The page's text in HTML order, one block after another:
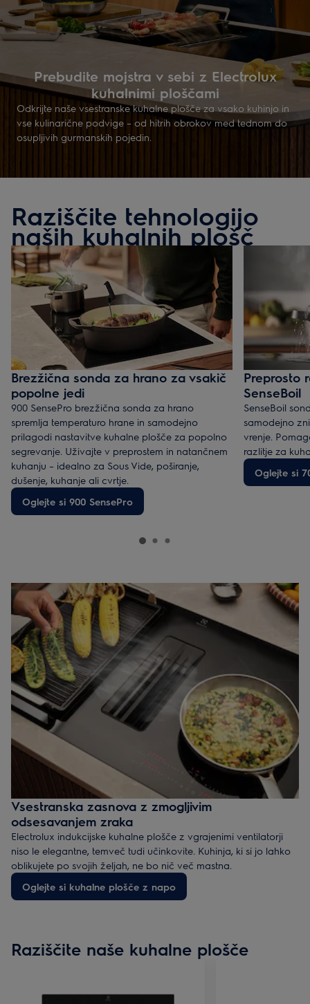
Prebudite mojstra v sebi z Electrolux
kuhalnimi ploščami
Odkrijte naše vsestranske kuhalne plošče za vsako kuhinjo in
vse kulinarične podvige – od hitrih obrokov med tednom do
osupljivih gurmanskih pojedin.
Raziščite tehnologijo
naših kuhalnih plošč
Brezžična sonda za hrano za vsakič
popolne jedi
900 SensePro brezžična sonda za hrano
spremlja temperaturo hrane in samodejno
prilagodi nastavitve kuhalne plošče za popolno
segrevanje. Uživajte v preprostem in natančnem
kuhanju – idealno za Sous Vide, poširanje,
dušenje, kuhanje ali cvrtje.
Oglejte si 900 SensePro
Preprosto
SenseBoil
SenseBoil
samodejno
vrenje.
razlitje za
Oglejte si
Vsestranska zasnova z zmogljivim
odsesavanjem zraka
Electrolux indukcijske kuhalne plošče z vgrajenimi ventilatorji
niso le elegantne, temveč tudi učinkovite. Kuhinja, ki si jo lahko
oblikujete po svojih željah, ne bo nič več mastna.
Oglejte si kuhalne plošče z napo
Raziščite naše kuhalne plošče